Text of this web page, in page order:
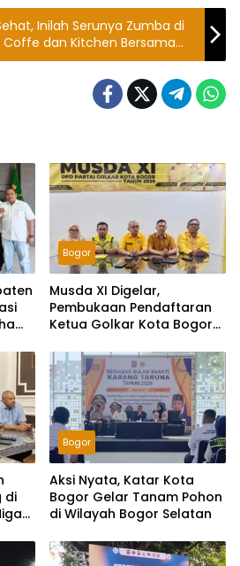
Inilah Serunya Zumba di
Coffe dan Kitchen Bersama
Bogor
Musda XI Digelar,
Pembukaan Pendaftaran
Ketua Golkar Kota Bogor
di
Bogor
Aksi Nyata, Katar Kota
Bogor Gelar Tanam Pohon
di Wilayah Bogor Selatan